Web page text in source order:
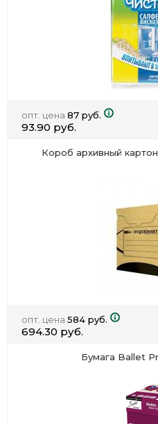
опт. цена 87 руб.
93.90 руб.
Короб архивный
опт. цена 584 руб.
694.30 руб.
Бумага Ballet